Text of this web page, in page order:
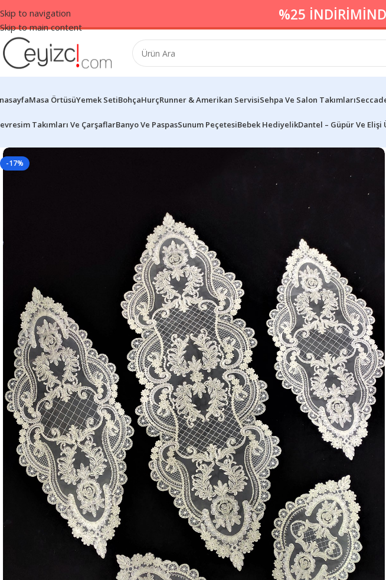
Skip to navigation
Skip to main content
%25
Masa ÖrtüsüYemek SetiBohçaHurçRunner & Amerikan ServisiSehpa Ve Salon Takımları
Takımları Ve ÇarşaflarBanyo Ve PaspasSunum PeçetesiBebek HediyelikDantel – Güpür Ve
-17%